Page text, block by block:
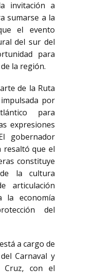
invitación a
sumarse a la
el evento
del sur del
para
la región.
de la Ruta
por
para
expresiones
gobernador
resaltó que el
constituye
la cultura
articulación
la economía
del
a cargo de
Carnaval y
Cruz, con el